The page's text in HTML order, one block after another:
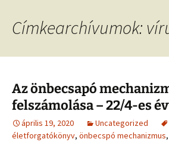
Címkearchívumok:
Az önbecsapó
felszámolása – 22/4-es
április 19, 2020 Uncategorized
életforgatókönyv, önbecspó mechanizmus,